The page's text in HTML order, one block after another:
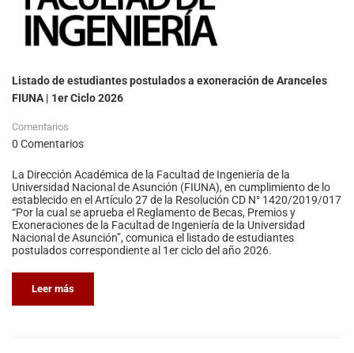
Listado de estudiantes postulados a exoneración de Aranceles
FIUNA | 1er Ciclo 2026
Comentarios
0 Comentarios
La Dirección Académica de la Facultad de Ingeniería de la
Universidad Nacional de Asunción (FIUNA), en cumplimiento de lo
establecido en el Artículo 27 de la Resolución CD N° 1420/2019/017
“Por la cual se aprueba el Reglamento de Becas, Premios y
Exoneraciones de la Facultad de Ingeniería de la Universidad
Nacional de Asunción”, comunica el listado de estudiantes
postulados correspondiente al 1er ciclo del año 2026.
Leer más